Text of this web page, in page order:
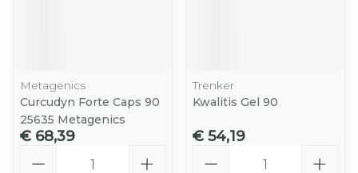
Metagenics
Curcudyn Forte Caps 90
25635 Metagenics
€ 68,39
Trenker
Kwalitis Gel 90
€ 54,19